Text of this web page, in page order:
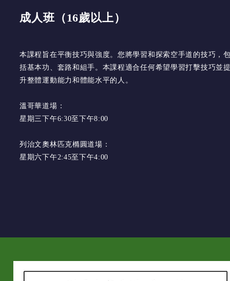
成人班（16歲以上）
本課程旨在平衡技巧與強度。您將學習和探索空手道的技巧，
括基本功、套路和組手。本課程適合任何希望學習打擊技巧並
升整體運動能力和體能水平的人。
溫哥華道場：
星期三下午6:30至下午8:00
列治文奧林匹克橢圓道場：
星期六下午2:45至下午4:00